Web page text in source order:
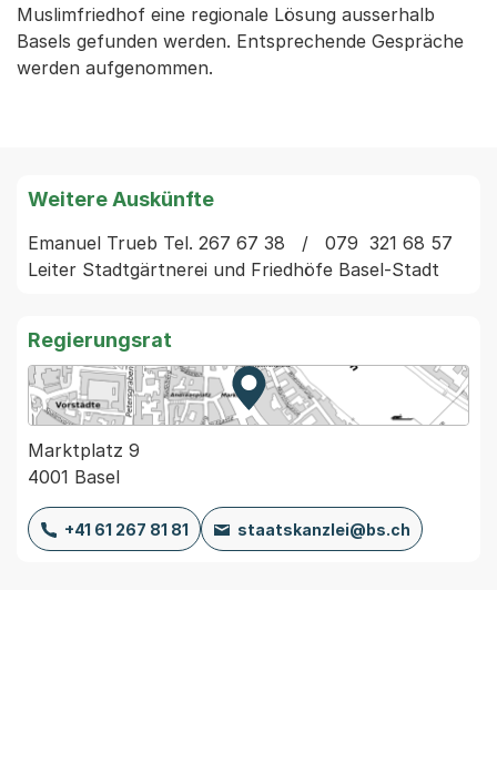
Muslimfriedhof eine regionale Lösung ausserhalb
Basels gefunden werden. Entsprechende Gespräche
werden aufgenommen.
Weitere Auskünfte
Emanuel Trueb Tel. 267 67 38   /   079  321 68 57
Regierungsrat
Zur Karte von MapBS.
Externer Link, wird in einem
Marktplatz 9
4001 Basel
+41 61 267 81 81 staatskanzlei@bs.ch